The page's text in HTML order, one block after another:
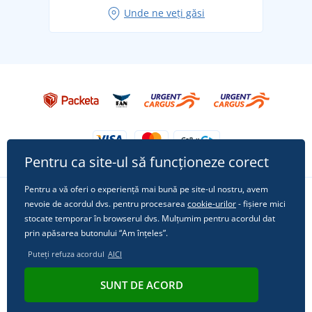
Tricoul preferat City în rol principal: ținute pentru
Unde ne veți găsi
Urmărește-ne pe rețelele sociale
© 2011 - 2026, Dual Trade s.r.o. | Din punct de vedere tehnic oferă
Pentru ca site-ul să funcționeze corect
Pentru a vă oferi o experiență mai bună pe site-ul nostru, avem
nevoie de acordul dvs. pentru procesarea cookie-urilor- fișiere mici
stocate temporar în browserul dvs. Mulțumim pentru acordul dat
prin apăsarea butonului “Am înțeles”.
Puteți refuza acordul AICI
SUNT DE ACORD